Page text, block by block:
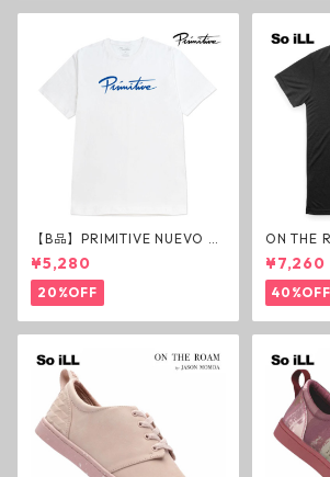
【B品】PRIMITIVE NUEVO SC
RIPT HW TEE WHITE ヘビー
ウェイトTシャツ ホワイト プ
リミティブ
¥5,280
20%OFF
ON THE
a Tee Tシ
オンザロ
ア OTR
¥7,260
40%OFF